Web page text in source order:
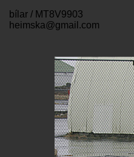
bílar / MT8V9903
heimska@gmail.com